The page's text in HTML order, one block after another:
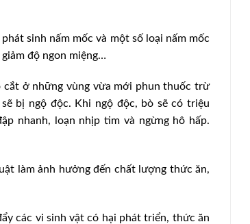
sinh nấm mốc và một số loại nấm mốc
độ ngon miệng…
cắt ở những vùng vừa mới phun thuốc trừ
bị ngộ độc. Khi ngộ độc, bò sẽ có triệu
nhanh, loạn nhịp tim và ngừng hô hấp.
làm ảnh hưởng đến chất lượng thức ăn,
các vi sinh vật có hại phát triển, thức ăn
Hà Nội phát triển trang trại an toàn,